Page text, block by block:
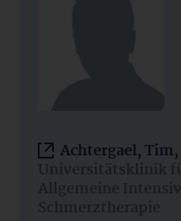
Achtergael, Tim,
Universitätsklinik
Allgemeine
Schmerztherapie